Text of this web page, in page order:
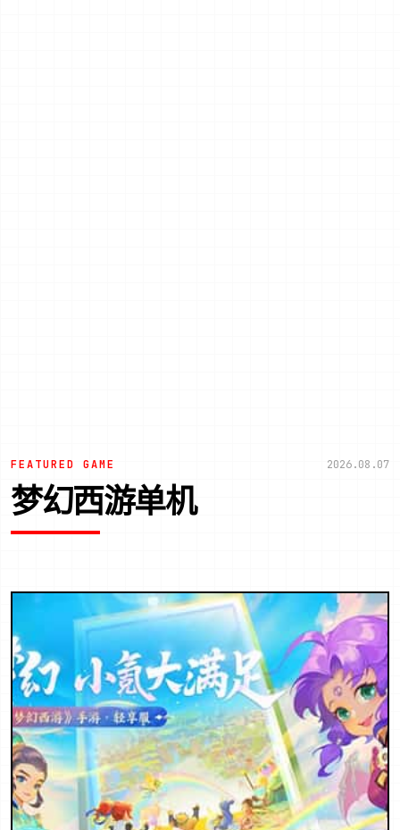
FEATURED GAME 2026.08.07
梦幻西游单机